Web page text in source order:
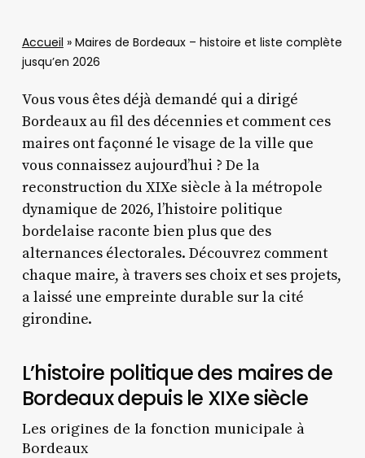
Accueil » Maires de Bordeaux – histoire et liste complète
jusqu’en 2026
Vous vous êtes déjà demandé qui a dirigé
Bordeaux au fil des décennies et comment ces
maires ont façonné le visage de la ville que
vous connaissez aujourd’hui ? De la
reconstruction du XIXe siècle à la métropole
dynamique de 2026, l’histoire politique
bordelaise raconte bien plus que des
alternances électorales. Découvrez comment
chaque maire, à travers ses choix et ses projets,
a laissé une empreinte durable sur la cité
girondine.
L’histoire politique des maires de
Bordeaux depuis le XIXe siècle
Les origines de la fonction municipale à
Bordeaux